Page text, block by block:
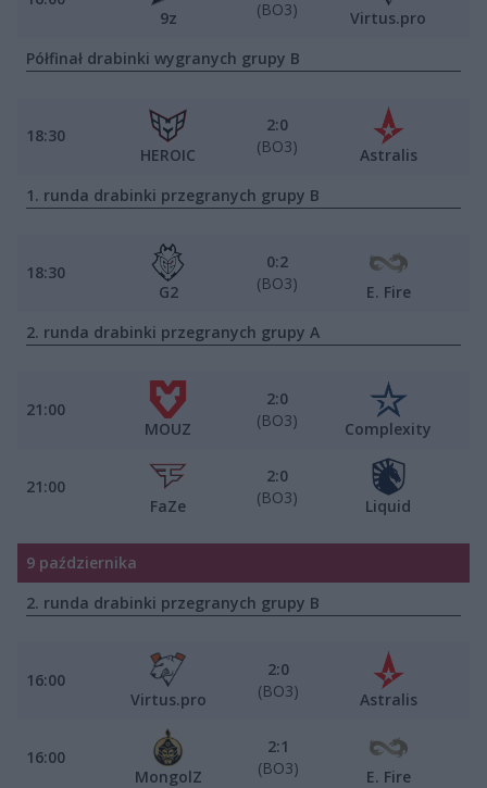
9z
(BO3)
Virtus.pro
Półfinał drabinki wygranych grupy B
18:30
HEROIC
2:0
(BO3)
Astralis
1. runda drabinki przegranych grupy B
18:30
G2
0:2
(BO3)
E. Fire
2. runda drabinki przegranych grupy A
21:00
MOUZ
2:0
(BO3)
Complexity
21:00
FaZe
2:0
(BO3)
Liquid
9 października
2. runda drabinki przegranych grupy B
16:00
Virtus.pro
2:0
(BO3)
Astralis
16:00
MongolZ
2:1
(BO3)
E. Fire